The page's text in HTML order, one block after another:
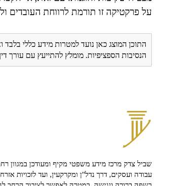
על פרקטיקה זו תורמת לרווחת העובדים
התוכן המוצג כאן נועד למטרות מידע כללי בלבד
הנסיבות הספציפיות. מומלץ להתייעץ עם
שביל צדק מרכז מידע משפטי מקיף ומעודכן במגוון
עבודה ועסקים, דרך נדל"ן ומקרקעין, ועד לזכויות